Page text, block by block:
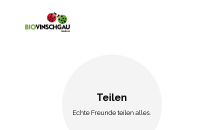
Teilen
Echte Freunde teilen alles.